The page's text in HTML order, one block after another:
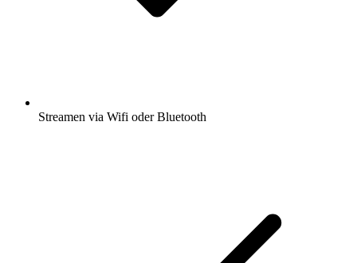
Streamen via Wifi oder Bluetooth